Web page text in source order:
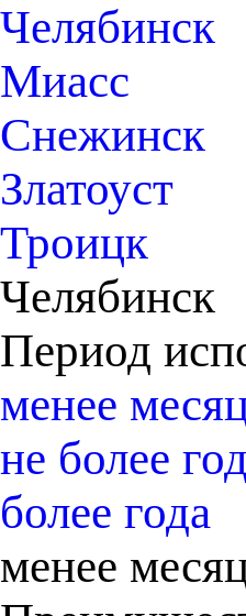
Челябинск
Миасс
Снежинск
Златоуст
Троицк
Челябинск
Период
менее
не более
более года
менее